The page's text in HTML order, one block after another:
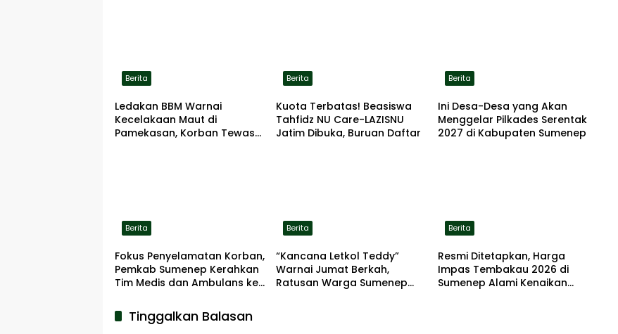
Berita
Ledakan BBM Warnai
Kecelakaan Maut di
Pamekasan, Korban Tewas
Berita
Kuota Terbatas! Beasiswa
Tahfidz NU Care-LAZISNU
Jatim Dibuka, Buruan Daftar
Berita
Ini Desa-Desa yang Akan
Menggelar Pilkades Serentak
2027 di Kabupaten Sumenep
Berita
Fokus Penyelamatan Korban,
Pemkab Sumenep Kerahkan
Tim Medis dan Ambulans ke
Berita
“Kancana Letkol Teddy”
Warnai Jumat Berkah,
Ratusan Warga Sumenep
Berita
Resmi Ditetapkan, Harga
Impas Tembakau 2026 di
Sumenep Alami Kenaikan
Tinggalkan Balasan